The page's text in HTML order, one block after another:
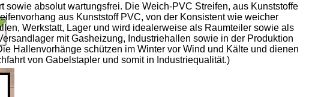
absolut wartungsfrei. Die Weich-PVC Streifen, aus Kunststoffe
aus Kunststoff PVC, von der Konsistent wie weicher
Werkstatt, Lager und wird idealerweise als Raumteiler sowie als
mit Gasheizung, Industriehallen sowie in der Produktion
Hallenvorhänge schützen im Winter vor Wind und Kälte und dienen
von Gabelstapler und somit in Industriequalität.)